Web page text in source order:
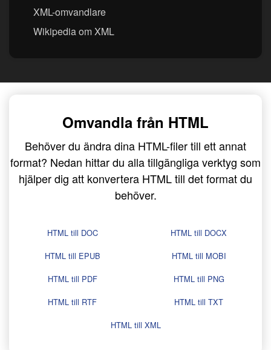
XML-omvandlare
Wikipedia om XML
Omvandla från HTML
Behöver du ändra dina HTML-filer till ett annat
format? Nedan hittar du alla tillgängliga verktyg som
hjälper dig att konvertera HTML till det format du
behöver.
HTML till DOC
HTML till DOCX
HTML till EPUB
HTML till MOBI
HTML till PDF
HTML till PNG
HTML till RTF
HTML till TXT
HTML till XML